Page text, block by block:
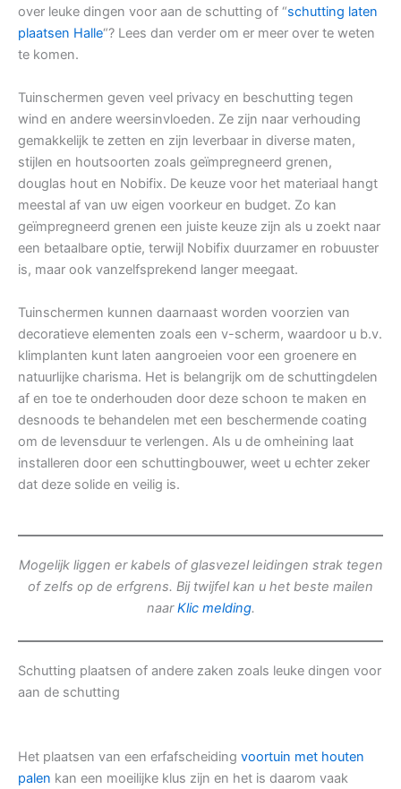
over leuke dingen voor aan de schutting of “schutting laten
plaatsen Halle“? Lees dan verder om er meer over te weten
te komen.
Tuinschermen geven veel privacy en beschutting tegen
wind en andere weersinvloeden. Ze zijn naar verhouding
gemakkelijk te zetten en zijn leverbaar in diverse maten,
stijlen en houtsoorten zoals geïmpregneerd grenen,
douglas hout en Nobifix. De keuze voor het materiaal hangt
meestal af van uw eigen voorkeur en budget. Zo kan
geïmpregneerd grenen een juiste keuze zijn als u zoekt naar
een betaalbare optie, terwijl Nobifix duurzamer en robuuster
is, maar ook vanzelfsprekend langer meegaat.
Tuinschermen kunnen daarnaast worden voorzien van
decoratieve elementen zoals een v-scherm, waardoor u b.v.
klimplanten kunt laten aangroeien voor een groenere en
natuurlijke charisma. Het is belangrijk om de schuttingdelen
af en toe te onderhouden door deze schoon te maken en
desnoods te behandelen met een beschermende coating
om de levensduur te verlengen. Als u de omheining laat
installeren door een schuttingbouwer, weet u echter zeker
dat deze solide en veilig is.
Mogelijk liggen er kabels of glasvezel leidingen strak tegen
of zelfs op de erfgrens. Bij twijfel kan u het beste mailen
naarKlic melding.
Schutting plaatsen of andere zaken zoals leuke dingen voor
aan de schutting
Het plaatsen van een erfafscheiding voortuin met houten
palen kan een moeilijke klus zijn en het is daarom vaak